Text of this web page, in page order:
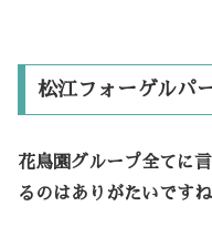
松江フォーゲルパ
花鳥園グループ全てに
るのはありがたいですね